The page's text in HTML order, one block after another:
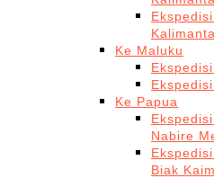
Ke Maluku
Ke Papua
Nabire
Biak